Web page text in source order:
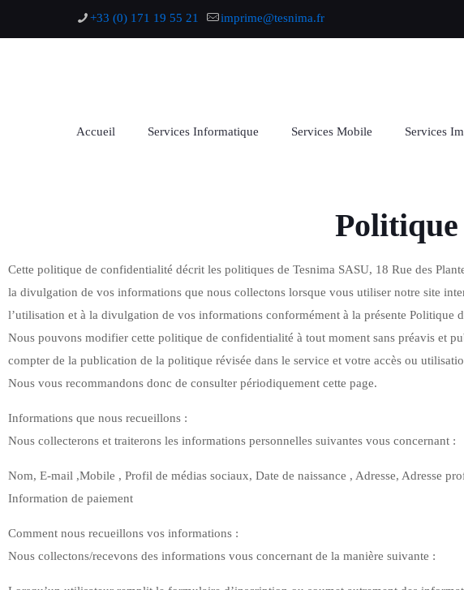
+33 (0) 171 19 55 21 imprime@tesnima.fr
Accueil Services Informatique Services Mobile Services
Cette politique de confidentialité décrit les politiques de Tesnima SASU, 18 Rue des
la divulgation de vos informations que nous collectons lorsque vous utiliser notre site
l’utilisation et à la divulgation de vos informations conformément à la présente Politique
Nous pouvons modifier cette politique de confidentialité à tout moment sans préavis et
compter de la publication de la politique révisée dans le service et votre accès ou
Nous vous recommandons donc de consulter périodiquement cette page.
Informations que nous recueillons :
Nous collecterons et traiterons les informations personnelles suivantes vous concernant :
Nom, E-mail ,Mobile , Profil de médias sociaux, Date de naissance , Adresse, Adresse
Information de paiement
Comment nous recueillons vos informations :
Nous collectons/recevons des informations vous concernant de la manière suivante :